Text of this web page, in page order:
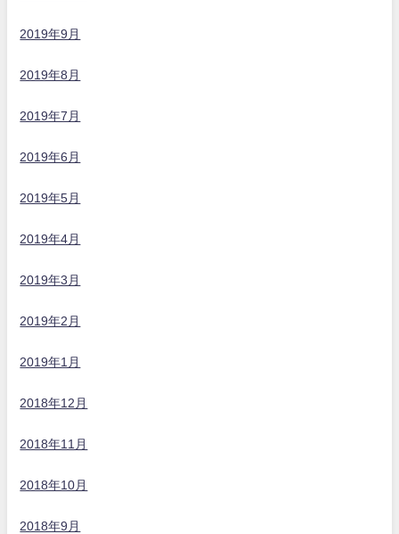
2019年9月
2019年8月
2019年7月
2019年6月
2019年5月
2019年4月
2019年3月
2019年2月
2019年1月
2018年12月
2018年11月
2018年10月
2018年9月